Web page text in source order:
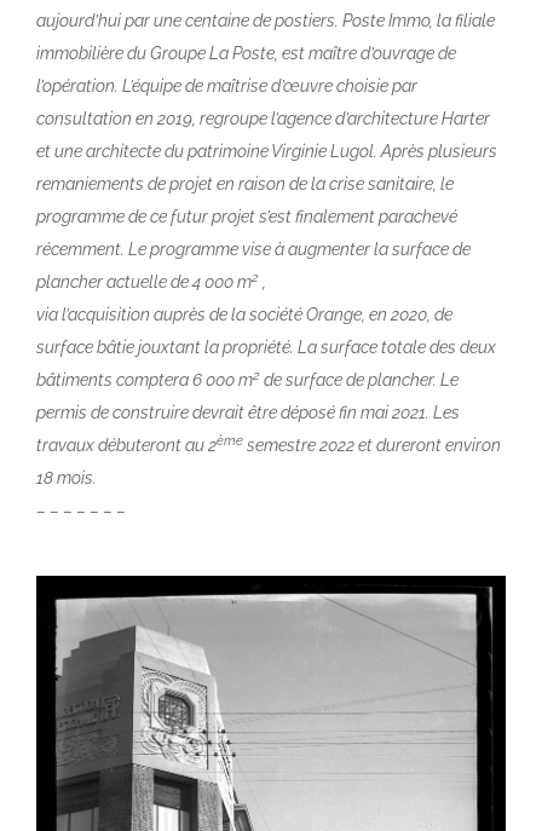
aujourd’hui par une centaine de postiers. Poste Immo, la filiale
immobilière du Groupe La Poste, est maître d’ouvrage de
l’opération. L’équipe de maîtrise d’œuvre choisie par
consultation en 2019, regroupe l’agence d’architecture Harter
et une architecte du patrimoine Virginie Lugol. Après plusieurs
remaniements de projet en raison de la crise sanitaire, le
programme de ce futur projet s’est finalement parachevé
récemment. Le programme vise à augmenter la surface de
plancher actuelle de 4 000 m2 ,
via l’acquisition auprès de la société Orange, en 2020, de
surface bâtie jouxtant la propriété. La surface totale des deux
bâtiments comptera 6 000 m2 de surface de plancher. Le
permis de construire devrait être déposé fin mai 2021. Les
travaux débuteront au 2ème semestre 2022 et dureront environ
18 mois.
– – – – – – –